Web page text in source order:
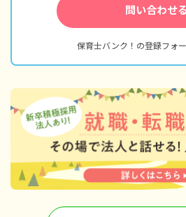
問い合わせる
保育士バンク！の登録フォ